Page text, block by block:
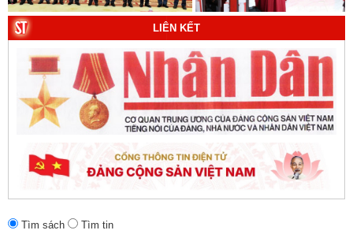
Trung Quốc đến năm 2049 (Sách tham khảo).
giả:
Michael H. Glantz, Robert J. Ross và Gavin G.
Daugherty (Đồng tác giả).
LIÊN KẾT
Tìm sách Tìm tin